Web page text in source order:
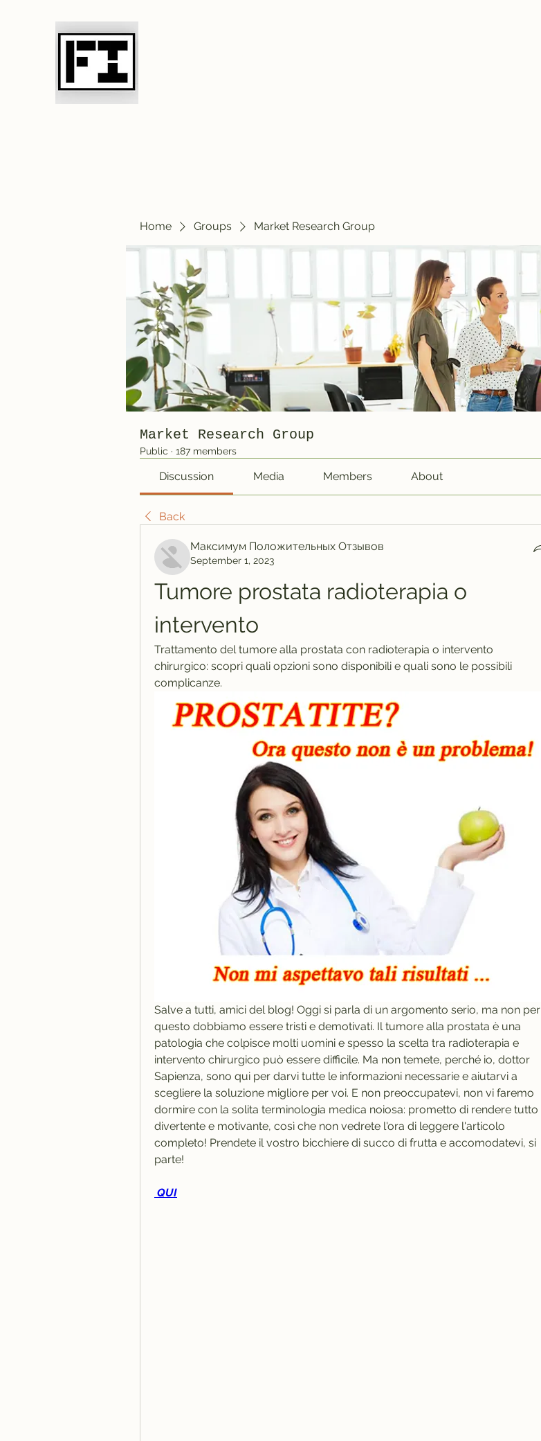
Home Groups Market Research Group
Market Research Group
Public · 187 members
Discussion Media Members About
Back
Максимум Положительных Отзывов
September 1, 2023
Tumore prostata radioterapia o
intervento
Trattamento del tumore alla prostata con radioterapia o intervento
chirurgico: scopri quali opzioni sono disponibili e quali sono le possibili
complicanze.
Salve a tutti, amici del blog! Oggi si parla di un argomento serio, ma non per
questo dobbiamo essere tristi e demotivati. Il tumore alla prostata è una
patologia che colpisce molti uomini e spesso la scelta tra radioterapia e
intervento chirurgico può essere difficile. Ma non temete, perché io, dottor
Sapienza, sono qui per darvi tutte le informazioni necessarie e aiutarvi a
scegliere la soluzione migliore per voi. E non preoccupatevi, non vi faremo
dormire con la solita terminologia medica noiosa: prometto di rendere tutto
divertente e motivante, così che non vedrete l'ora di leggere l'articolo
completo! Prendete il vostro bicchiere di succo di frutta e accomodatevi, si
parte!
QUI